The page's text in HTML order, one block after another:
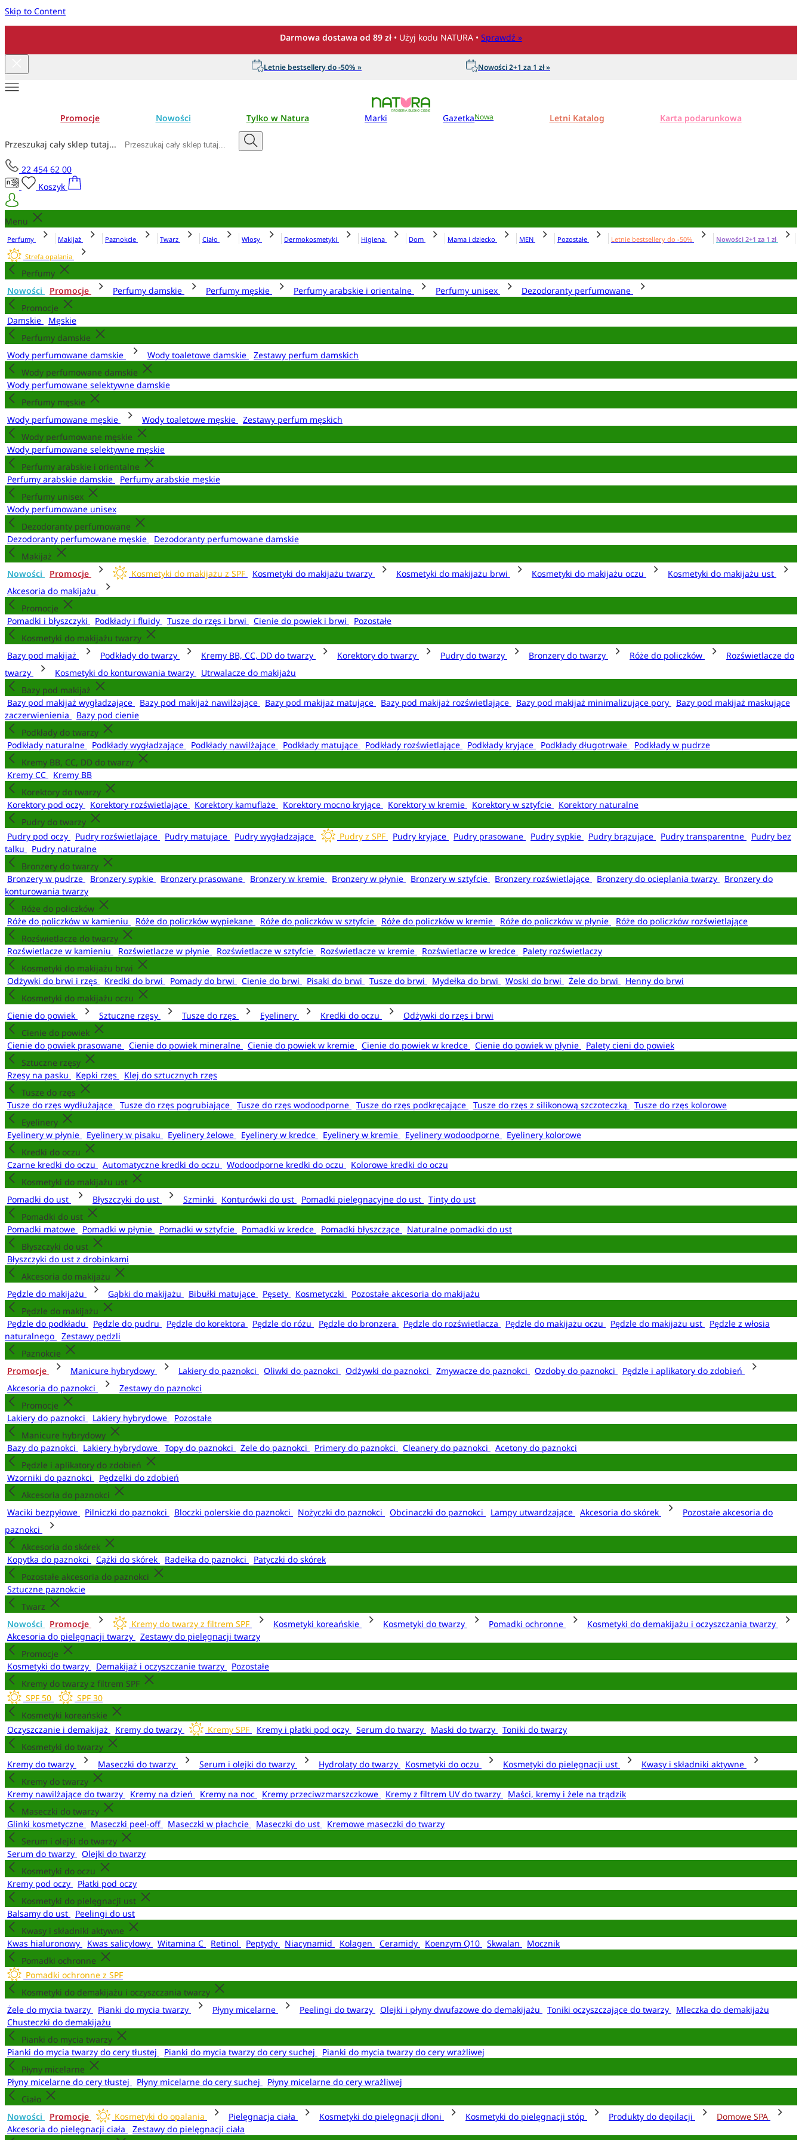
Skip to Content
Darmowa dostawa od 89 zł • Użyj kodu NATURA • Sprawdź »
Letnie bestsellery do -50% » Nowości 2+1 za 1 zł »
Promocje Nowości Tylko w Natura Marki GazetkaNowa Letni Katalog Karta podarunkowa
Przeszukaj cały sklep tutaj...
22 454 62 00
Koszyk
Menu
Perfumy Makijaż Paznokcie Twarz Ciało Włosy Dermokosmetyki Higiena Dom Mama i dziecko MEN Pozostałe Letnie bestsellery do -50%
Nowości 2+1 za 1 zł
Strefa opalania
Perfumy
Nowości
Promocje Perfumy damskie Perfumy męskie Perfumy arabskie i orientalne Perfumy unisex
Dezodoranty perfumowane
Promocje
Damskie
Męskie
Perfumy damskie
Wody perfumowane damskie
Wody toaletowe damskie
Zestawy perfum damskich
Wody perfumowane damskie
Wody perfumowane selektywne damskie
Perfumy męskie
Wody perfumowane męskie
Wody toaletowe męskie
Zestawy perfum męskich
Wody perfumowane męskie
Wody perfumowane selektywne męskie
Perfumy arabskie i orientalne
Perfumy arabskie damskie
Perfumy arabskie męskie
Perfumy unisex
Wody perfumowane unisex
Dezodoranty perfumowane
Dezodoranty perfumowane męskie
Dezodoranty perfumowane damskie
Makijaż
Nowości
Promocje Kosmetyki do makijażu z SPF Kosmetyki do makijażu twarzy Kosmetyki do makijażu brwi Kosmetyki do makijażu oczu
Kosmetyki do makijażu ust
Akcesoria do makijażu
Promocje
Pomadki i błyszczyki
Podkłady i fluidy Tusze do rzęs i brwi Cienie do powiek i brwi
Pozostałe
Kosmetyki do makijażu twarzy
Bazy pod makijaż
Podkłady do twarzy Kremy BB, CC, DD do twarzy Korektory do twarzy Pudry do twarzy Bronzery do twarzy Róże do policzków
Rozświetlacze do
twarzy
Kosmetyki do konturowania twarzy
Utrwalacze do makijażu
Bazy pod makijaż
Bazy pod makijaż wygładzające
Bazy pod makijaż nawilżające Bazy pod makijaż matujące Bazy pod makijaż rozświetlające Bazy pod makijaż minimalizujące pory
Bazy pod makijaż maskujące
zaczerwienienia
Bazy pod cienie
Podkłady do twarzy
Podkłady naturalne
Podkłady wygładzające Podkłady nawilżające Podkłady matujące Podkłady rozświetlające Podkłady kryjące Podkłady długotrwałe
Podkłady w pudrze
Kremy BB, CC, DD do twarzy
Kremy CC
Kremy BB
Korektory do twarzy
Korektory pod oczy
Korektory rozświetlające Korektory kamuflaże Korektory mocno kryjące Korektory w kremie Korektory w sztyfcie
Korektory naturalne
Pudry do twarzy
Pudry pod oczy
Pudry rozświetlające Pudry matujące Pudry wygładzające Pudry z SPF Pudry kryjące Pudry prasowane Pudry sypkie Pudry brązujące Pudry transparentne
Pudry bez
talku
Pudry naturalne
Bronzery do twarzy
Bronzery w pudrze
Bronzery sypkie Bronzery prasowane Bronzery w kremie Bronzery w płynie Bronzery w sztyfcie Bronzery rozświetlające Bronzery do ocieplania twarzy
Bronzery do
konturowania twarzy
Róże do policzków
Róże do policzków w kamieniu
Róże do policzków wypiekane Róże do policzków w sztyfcie Róże do policzków w kremie Róże do policzków w płynie
Róże do policzków rozświetlające
Rozświetlacze do twarzy
Rozświetlacze w kamieniu
Rozświetlacze w płynie Rozświetlacze w sztyfcie Rozświetlacze w kremie Rozświetlacze w kredce
Palety rozświetlaczy
Kosmetyki do makijażu brwi
Odżywki do brwi i rzęs
Kredki do brwi Pomady do brwi Cienie do brwi Pisaki do brwi Tusze do brwi Mydełka do brwi Woski do brwi Żele do brwi
Henny do brwi
Kosmetyki do makijażu oczu
Cienie do powiek
Sztuczne rzęsy Tusze do rzęs Eyelinery Kredki do oczu
Odżywki do rzęs i brwi
Cienie do powiek
Cienie do powiek prasowane
Cienie do powiek mineralne Cienie do powiek w kremie Cienie do powiek w kredce Cienie do powiek w płynie
Palety cieni do powiek
Sztuczne rzęsy
Rzęsy na pasku
Kępki rzęs
Klej do sztucznych rzęs
Tusze do rzęs
Tusze do rzęs wydłużające
Tusze do rzęs pogrubiające Tusze do rzęs wodoodporne Tusze do rzęs podkręcające Tusze do rzęs z silikonową szczoteczką
Tusze do rzęs kolorowe
Eyelinery
Eyelinery w płynie
Eyelinery w pisaku Eyelinery żelowe Eyelinery w kredce Eyelinery w kremie Eyelinery wodoodporne
Eyelinery kolorowe
Kredki do oczu
Czarne kredki do oczu
Automatyczne kredki do oczu Wodoodporne kredki do oczu
Kolorowe kredki do oczu
Kosmetyki do makijażu ust
Pomadki do ust
Błyszczyki do ust Szminki Konturówki do ust Pomadki pielęgnacyjne do ust
Tinty do ust
Pomadki do ust
Pomadki matowe
Pomadki w płynie Pomadki w sztyfcie Pomadki w kredce Pomadki błyszczące
Naturalne pomadki do ust
Błyszczyki do ust
Błyszczyki do ust z drobinkami
Akcesoria do makijażu
Pędzle do makijażu
Gąbki do makijażu Bibułki matujące Pęsety Kosmetyczki
Pozostałe akcesoria do makijażu
Pędzle do makijażu
Pędzle do podkładu
Pędzle do pudru Pędzle do korektora Pędzle do różu Pędzle do bronzera Pędzle do rozświetlacza Pędzle do makijażu oczu Pędzle do makijażu ust
Pędzle z włosia
naturalnego
Zestawy pędzli
Paznokcie
Promocje
Manicure hybrydowy Lakiery do paznokci Oliwki do paznokci Odżywki do paznokci Zmywacze do paznokci Ozdoby do paznokci
Pędzle i aplikatory do zdobień
Akcesoria do paznokci
Zestawy do paznokci
Promocje
Lakiery do paznokci
Lakiery hybrydowe
Pozostałe
Manicure hybrydowy
Bazy do paznokci
Lakiery hybrydowe Topy do paznokci Żele do paznokci Primery do paznokci Cleanery do paznokci
Acetony do paznokci
Pędzle i aplikatory do zdobień
Wzorniki do paznokci
Pędzelki do zdobień
Akcesoria do paznokci
Waciki bezpyłowe
Pilniczki do paznokci Bloczki polerskie do paznokci Nożyczki do paznokci Obcinaczki do paznokci Lampy utwardzające Akcesoria do skórek
Pozostałe akcesoria do
paznokci
Akcesoria do skórek
Kopytka do paznokci
Cążki do skórek Radełka do paznokci
Patyczki do skórek
Pozostałe akcesoria do paznokci
Sztuczne paznokcie
Twarz
Nowości
Promocje Kremy do twarzy z filtrem SPF Kosmetyki koreańskie Kosmetyki do twarzy Pomadki ochronne
Kosmetyki do demakijażu i oczyszczania twarzy
Akcesoria do pielęgnacji twarzy
Zestawy do pielęgnacji twarzy
Promocje
Kosmetyki do twarzy
Demakijaż i oczyszczanie twarzy
Pozostałe
Kremy do twarzy z filtrem SPF
SPF 50
SPF 30
Kosmetyki koreańskie
Oczyszczanie i demakijaż
Kremy do twarzy Kremy SPF Kremy i płatki pod oczy Serum do twarzy Maski do twarzy
Toniki do twarzy
Kosmetyki do twarzy
Kremy do twarzy
Maseczki do twarzy Serum i olejki do twarzy Hydrolaty do twarzy Kosmetyki do oczu Kosmetyki do pielęgnacji ust
Kwasy i składniki aktywne
Kremy do twarzy
Kremy nawilżające do twarzy
Kremy na dzień Kremy na noc Kremy przeciwzmarszczkowe Kremy z filtrem UV do twarzy
Maści, kremy i żele na trądzik
Maseczki do twarzy
Glinki kosmetyczne
Maseczki peel-off Maseczki w płachcie Maseczki do ust
Kremowe maseczki do twarzy
Serum i olejki do twarzy
Serum do twarzy
Olejki do twarzy
Kosmetyki do oczu
Kremy pod oczy
Płatki pod oczy
Kosmetyki do pielęgnacji ust
Balsamy do ust
Peelingi do ust
Kwasy i składniki aktywne
Kwas hialuronowy
Kwas salicylowy Witamina C Retinol Peptydy Niacynamid Kolagen Ceramidy Koenzym Q10 Skwalan
Mocznik
Pomadki ochronne
Pomadki ochronne z SPF
Kosmetyki do demakijażu i oczyszczania twarzy
Żele do mycia twarzy
Pianki do mycia twarzy Płyny micelarne Peelingi do twarzy Olejki i płyny dwufazowe do demakijażu Toniki oczyszczające do twarzy
Mleczka do demakijażu
Chusteczki do demakijażu
Pianki do mycia twarzy
Pianki do mycia twarzy do cery tłustej
Pianki do mycia twarzy do cery suchej
Pianki do mycia twarzy do cery wrażliwej
Płyny micelarne
Płyny micelarne do cery tłustej
Płyny micelarne do cery suchej
Płyny micelarne do cery wrażliwej
Ciało
Nowości
Promocje Kosmetyki do opalania Pielęgnacja ciała Kosmetyki do pielęgnacji dłoni Kosmetyki do pielęgnacji stóp Produkty do depilacji
Domowe SPA
Akcesoria do pielęgnacji ciała
Zestawy do pielęgnacji ciała